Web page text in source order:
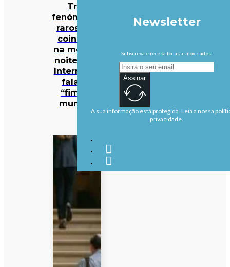
Três
fenómenos
raros vão
coincidir
na mesma
noite… e a
Internet já
fala no
“fim do
mundo”
Newsletter
Subscreva e receba todas as novidades.
Assinar
A sua informação está protegida. Leia a nossa
privacidade.